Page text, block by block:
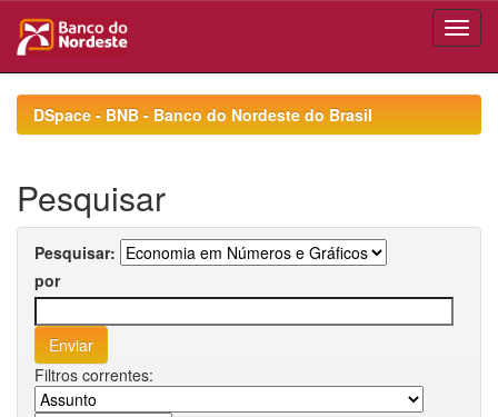
navigationDSpace - BNB - Banco do Nordeste do Brasil
Pesquisar
Pesquisar:
por
Filtros correntes: